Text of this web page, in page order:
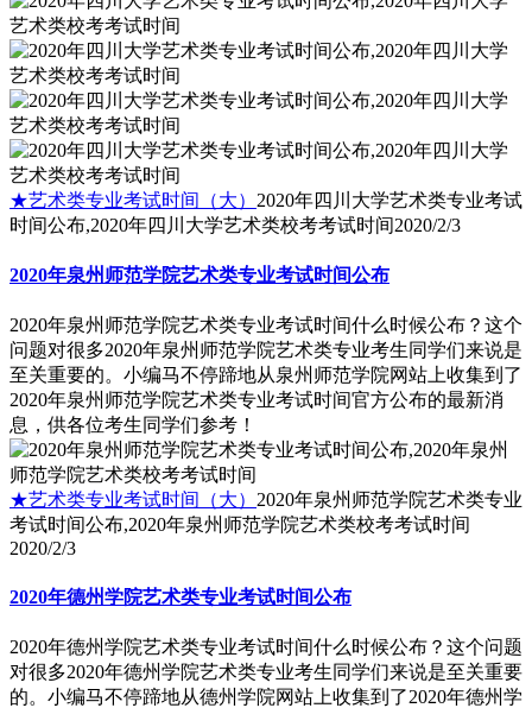
★艺术类专业考试时间（大） 2020年四川大学艺术类专业考试
时间公布,2020年四川大学艺术类校考考试时间2020/2/3
2020年泉州师范学院艺术类专业考试时间公布
2020年泉州师范学院艺术类专业考试时间什么时候公布？这个
问题对很多2020年泉州师范学院艺术类专业考生同学们来说是
至关重要的。小编马不停蹄地从泉州师范学院网站上收集到了
2020年泉州师范学院艺术类专业考试时间官方公布的最新消
息，供各位考生同学们参考！
★艺术类专业考试时间（大） 2020年泉州师范学院艺术类专业
考试时间公布,2020年泉州师范学院艺术类校考考试时间
2020/2/3
2020年德州学院艺术类专业考试时间公布
2020年德州学院艺术类专业考试时间什么时候公布？这个问题
对很多2020年德州学院艺术类专业考生同学们来说是至关重要
的。小编马不停蹄地从德州学院网站上收集到了2020年德州学